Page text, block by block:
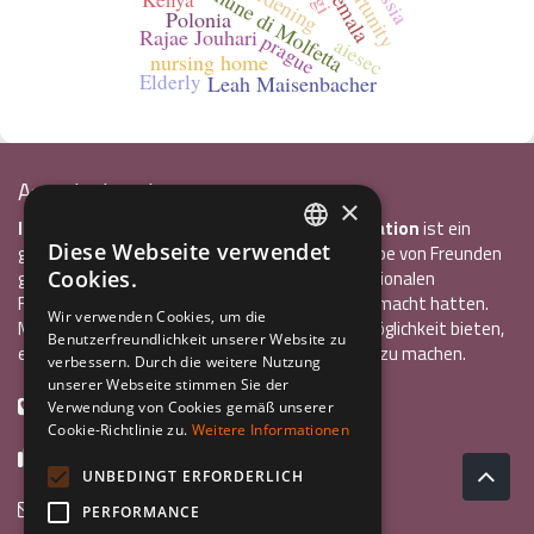
Leah Maisenbacher
nursing home
Polonia
Rajae Jouhari aiesec
Elderly
prague
Associazione Inco
InCo – Verein für Interkulturelle Kommunikationist ein
gemeinnütziger Verein, der 2004 von einer Gruppe von Freunden
gegründet wurde, die alle bereits einen internationalen
Freiwilligendienst oder ein Auslandsstudium gemacht hatten.
Mit InCo wollten sie anderen Jugendlichen die Möglichkeit bieten,
eine ähnlich bereichernde Erfahrung im Ausland zu machen.
+39 0461 984355
info@incoweb.org
ITALIAN
GERMAN
×
Diese Webseite verwendet
Cookies.
Wir verwenden Cookies, um die
Benutzerfreundlichkeit unserer Website zu
verbessern. Durch die weitere Nutzung
unserer Webseite stimmen Sie der
Verwendung von Cookies gemäß unserer
Cookie-Richtlinie zu. Weitere Informationen
UNBEDINGT ERFORDERLICH
PERFORMANCE